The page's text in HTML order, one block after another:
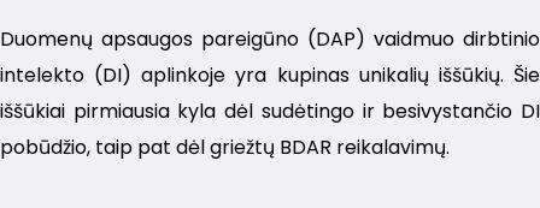
Duomenų apsaugos pareigūno (DAP) vaidmuo dirbtinio
intelekto (DI) aplinkoje yra kupinas unikalių iššūkių. Šie
iššūkiai pirmiausia kyla dėl sudėtingo ir besivystančio DI
pobūdžio, taip pat dėl griežtų BDAR reikalavimų.